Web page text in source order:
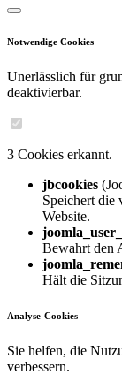
Notwendige Cookies
Unerlässlich für
deaktivierbar.
3 Cookies erkannt.
jbcookies
Speichert die
Website.
Bewahrt den
Hält die
Analyse-Cookies
Sie helfen, die
verbessern.